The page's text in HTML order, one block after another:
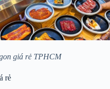
giá rẻ TPHCM
rẻ